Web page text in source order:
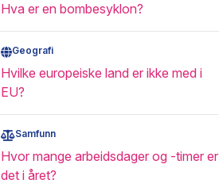
Hva er en bombesyklon?
Geografi
Hvilke europeiske land er ikke med i
EU?
Samfunn
Hvor mange arbeidsdager og -timer er
det i året?